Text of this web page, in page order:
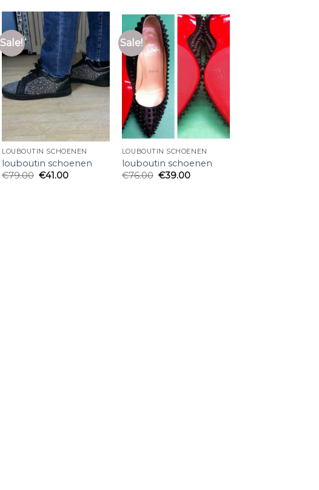
Sale!
LOUBOUTIN SCHOENEN
louboutin schoenen
€79.00 €41.00
Sale!
LOUBOUTIN SCHOENEN
louboutin schoenen
€76.00 €39.00